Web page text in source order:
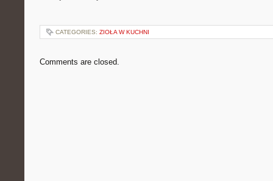
CATEGORIES: ZIOŁA W KUCHNI
Comments are closed.